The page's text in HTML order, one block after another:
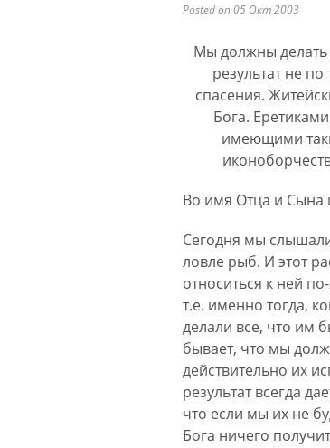
Posted on 05 Окт 2003
Мы должны делать
результат не
спасения.
Бога.
имеющими
Во имя Отца и Сына
Сегодня мы
ловле рыб. И этот
относиться к ней
т.е. именно тогда,
делали все, что им
бывает, что мы
действительно их
результат всегда
что если мы их не
Бога ничего